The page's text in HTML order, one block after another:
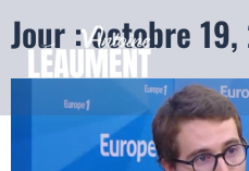
Jour : octobre 19,